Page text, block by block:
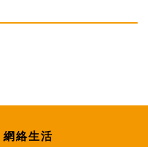
網絡生活